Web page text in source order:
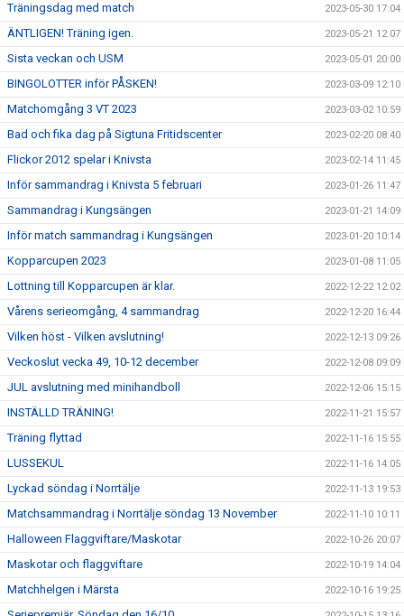
Träningsdag med match 2023-05-30 17:04
ÄNTLIGEN! Träning igen. 2023-05-21 12:07
Sista veckan och USM 2023-05-01 20:00
BINGOLOTTER inför PÅSKEN! 2023-03-09 12:10
Matchomgång 3 VT 2023 2023-03-02 10:59
Bad och fika dag på Sigtuna Fritidscenter 2023-02-20 08:40
Flickor 2012 spelar i Knivsta 2023-02-14 11:45
Inför sammandrag i Knivsta 5 februari 2023-01-26 11:47
Sammandrag i Kungsängen 2023-01-21 14:09
Inför match sammandrag i Kungsängen 2023-01-20 10:14
Kopparcupen 2023 2023-01-08 11:05
Lottning till Kopparcupen är klar. 2022-12-22 12:02
Vårens serieomgång, 4 sammandrag 2022-12-20 16:44
Vilken höst - Vilken avslutning! 2022-12-13 09:26
Veckoslut vecka 49, 10-12 december 2022-12-08 09:09
JUL avslutning med minihandboll 2022-12-06 15:15
INSTÄLLD TRÄNING! 2022-11-21 15:57
Träning flyttad 2022-11-16 15:55
LUSSEKUL 2022-11-16 14:05
Lyckad söndag i Norrtälje 2022-11-13 19:53
Matchsammandrag i Norrtälje söndag 13 November 2022-11-10 10:11
Halloween Flaggviftare/Maskotar 2022-10-26 20:07
Maskotar och flaggviftare 2022-10-19 14:04
Matchhelgen i Märsta 2022-10-16 19:25